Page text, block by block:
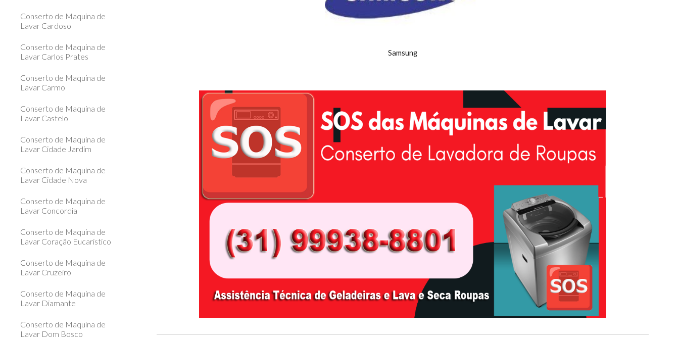
Conserto de Maquina de
Lavar Cardoso
Conserto de Maquina de
Lavar Carlos Prates
Conserto de Maquina de
Lavar Carmo
Conserto de Maquina de
Lavar Castelo
Conserto de Maquina de
Lavar Cidade Jardim
Conserto de Maquina de
Lavar Cidade Nova
Conserto de Maquina de
Lavar Concordia
Conserto de Maquina de
Lavar Coração Eucaristico
Conserto de Maquina de
Lavar Cruzeiro
Conserto de Maquina de
Lavar Diamante
Conserto de Maquina de
Lavar Dom Bosco
Samsung